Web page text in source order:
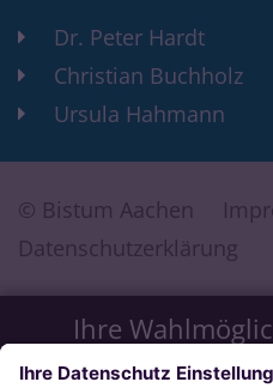
Ihre
Einstellungen
Dr. Peter Hardt
Christian Buchholz
Ursula Hahmann
© Bistum Aachen
Datenschutzerklärung